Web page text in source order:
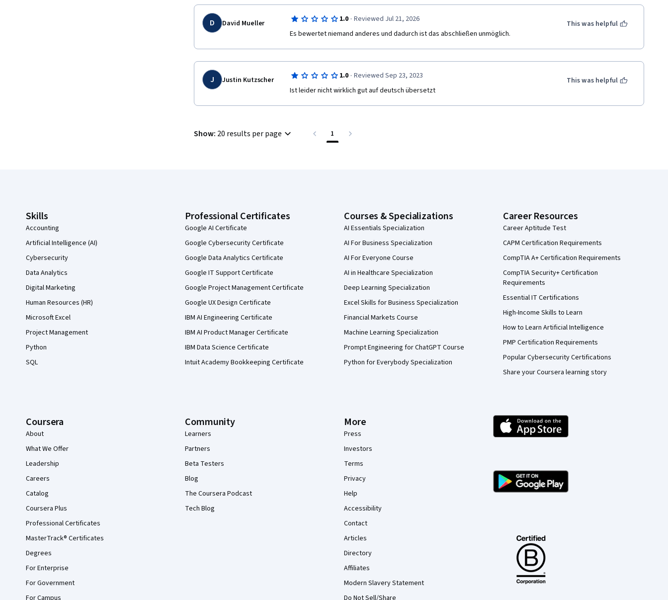
D David Mueller 1.0 · Reviewed Jul 21, 2026
Es bewertet niemand anderes und dadurch ist das abschließen unmöglich.
This was helpful
J Justin Kutzscher 1.0 · Reviewed Sep 23, 2023
Ist leider nicht wirklich gut auf deutsch übersetzt
This was helpful
Show: 20 results per page 1
Skills
Accounting
Artificial Intelligence (AI)
Cybersecurity
Data Analytics
Digital Marketing
Human Resources (HR)
Microsoft Excel
Project Management
Python
SQL
Professional Certificates
Google AI Certificate
Google Cybersecurity Certificate
Google Data Analytics Certificate
Google IT Support Certificate
Google Project Management Certificate
Google UX Design Certificate
IBM AI Engineering Certificate
IBM AI Product Manager Certificate
IBM Data Science Certificate
Intuit Academy Bookkeeping Certificate
Courses & Specializations
AI Essentials Specialization
AI For Business Specialization
AI For Everyone Course
AI in Healthcare Specialization
Deep Learning Specialization
Excel Skills for Business Specialization
Financial Markets Course
Machine Learning Specialization
Prompt Engineering for ChatGPT Course
Python for Everybody Specialization
Career Resources
Career Aptitude Test
CAPM Certification Requirements
CompTIA A+ Certification Requirements
CompTIA Security+ Certification
Requirements
Essential IT Certifications
High-Income Skills to Learn
How to Learn Artificial Intelligence
PMP Certification Requirements
Popular Cybersecurity Certifications
Share your Coursera learning story
Coursera
About
What We Offer
Leadership
Careers
Catalog
Coursera Plus
Professional Certificates
MasterTrack® Certificates
Degrees
For Enterprise
For Government
For Campus
Community
Learners
Partners
Beta Testers
Blog
The Coursera Podcast
Tech Blog
More
Press
Investors
Terms
Privacy
Help
Accessibility
Contact
Articles
Directory
Affiliates
Modern Slavery Statement
Do Not Sell/Share